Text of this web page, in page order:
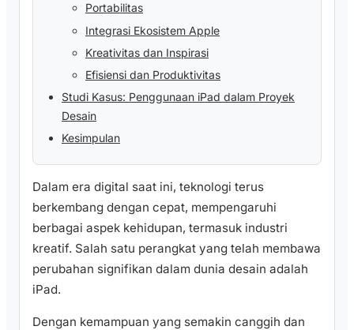
Portabilitas
Integrasi Ekosistem Apple
Kreativitas dan Inspirasi
Efisiensi dan Produktivitas
Studi Kasus: Penggunaan iPad dalam Proyek
Desain
Kesimpulan
Dalam era digital saat ini, teknologi terus
berkembang dengan cepat, mempengaruhi
berbagai aspek kehidupan, termasuk industri
kreatif. Salah satu perangkat yang telah membawa
perubahan signifikan dalam dunia desain adalah
iPad.
Dengan kemampuan yang semakin canggih dan